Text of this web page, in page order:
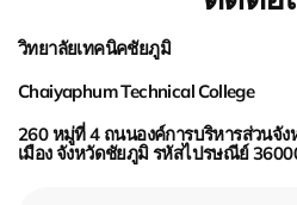
วิทยาลัยเทคนิคชัยภูมิ
Chaiyaphum Technical College
260 หมู่ที่ 4 ถนนองค์การบริหารส่วนจัง
เมือง จังหวัดชัยภูมิ รหัสไปรษณีย์